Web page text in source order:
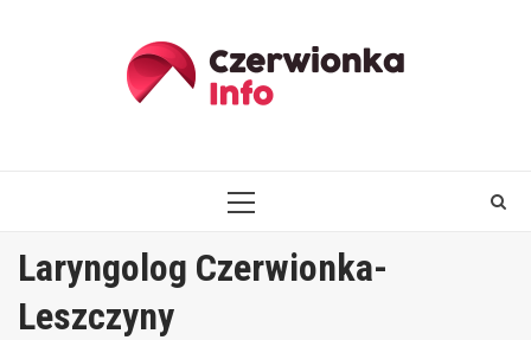
PRIMARY
Laryngolog Czerwionka-
Leszczyny